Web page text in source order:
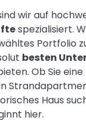
wir auf
spezialisiert.
Portfolio
besten
Ob Sie
Haus
hier.